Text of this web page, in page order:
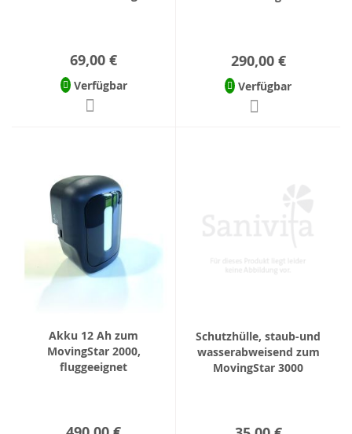
69,00 €
Verfügbar
290,00 €
Verfügbar
Akku 12 Ah zum
MovingStar 2000,
fluggeeignet
Schutzhülle, staub-und
wasserabweisend zum
MovingStar 3000